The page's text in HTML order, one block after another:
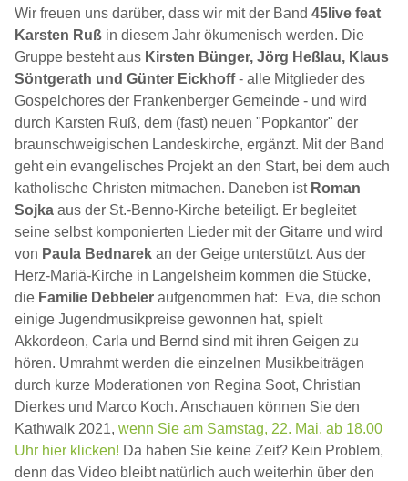
Wir freuen uns darüber, dass wir mit der Band 45live feat
Karsten Ruß in diesem Jahr ökumenisch werden. Die
Gruppe besteht aus Kirsten Bünger, Jörg Heßlau, Klaus
Söntgerath und Günter Eickhoff- alle Mitglieder des
Gospelchores der Frankenberger Gemeinde - und wird
durch Karsten Ruß, dem (fast) neuen "Popkantor" der
braunschweigischen Landeskirche, ergänzt. Mit der Band
geht ein evangelisches Projekt an den Start, bei dem auch
katholische Christen mitmachen. Daneben ist Roman
Sojka aus der St.-Benno-Kirche beteiligt. Er begleitet
seine selbst komponierten Lieder mit der Gitarre und wird
von Paula Bednarek an der Geige unterstützt. Aus der
Herz-Mariä-Kirche in Langelsheim kommen die Stücke,
die Familie Debbeler aufgenommen hat: Eva, die schon
einige Jugendmusikpreise gewonnen hat, spielt
Akkordeon, Carla und Bernd sind mit ihren Geigen zu
hören. Umrahmt werden die einzelnen Musikbeiträgen
durch kurze Moderationen von Regina Soot, Christian
Dierkes und Marco Koch. Anschauen können Sie den
Kathwalk 2021, wenn Sie am Samstag, 22. Mai, ab 18.00
Uhr hier klicken! Da haben Sie keine Zeit? Kein Problem,
denn das Video bleibt natürlich auch weiterhin über den